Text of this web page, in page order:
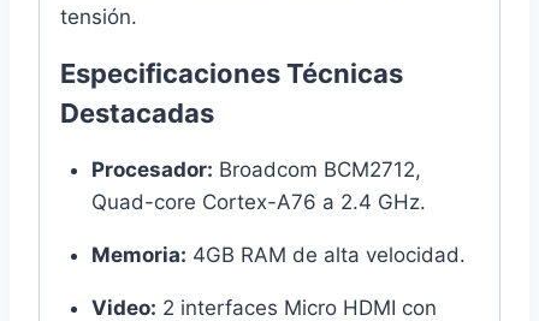
tensión.
Especificaciones Técnicas
Destacadas
Procesador: Broadcom BCM2712,
Quad-core Cortex-A76 a 2.4 GHz.
Memoria: 4GB RAM de alta velocidad.
Video: 2 interfaces Micro HDMI con